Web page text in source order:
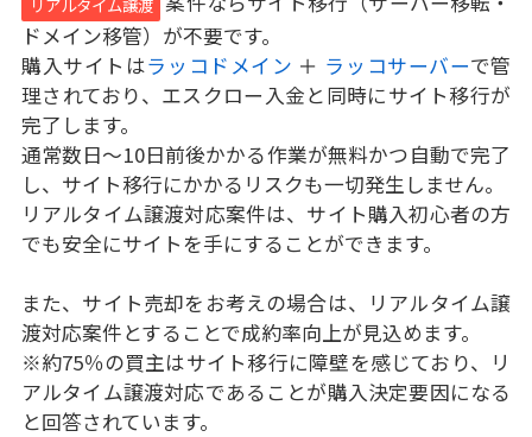
ドメイン移管）が不要です。
購入サイトはラッコドメイン ＋ ラッコサーバーで管
理されており、エスクロー入金と同時にサイト移行が
完了します。
通常数日～10日前後かかる作業が無料かつ自動で完了
し、サイト移行にかかるリスクも一切発生しません。
リアルタイム譲渡対応案件は、サイト購入初心者の方
でも安全にサイトを手にすることができます。
また、サイト売却をお考えの場合は、リアルタイム譲
渡対応案件とすることで成約率向上が見込めます。
※約75％の買主はサイト移行に障壁を感じており、リ
アルタイム譲渡対応であることが購入決定要因になる
と回答されています。